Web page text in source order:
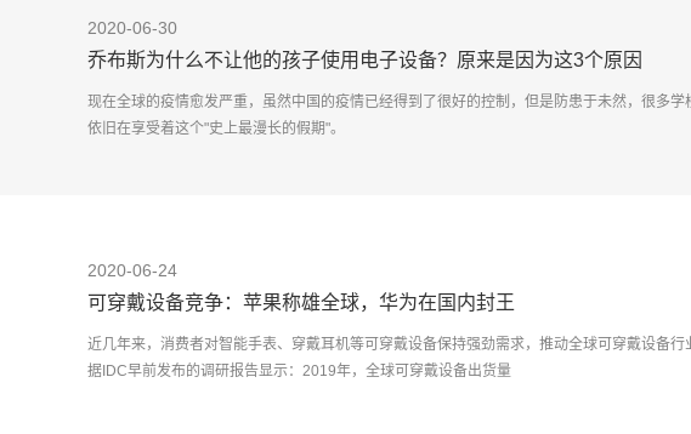
2020-06-30
乔布斯为什么不让他的孩子使用电子设备？原来是因为这3个原因
现在全球的疫情愈发严重，虽然中国的疫情已经得到了很好的控制，但是防患于未然，很多学
依旧在享受着这个"史上最漫长的假期"。
2020-06-24
可穿戴设备竞争：苹果称雄全球，华为在国内封王
近几年来，消费者对智能手表、穿戴耳机等可穿戴设备保持强劲需求，推动全球可穿戴设备
据IDC早前发布的调研报告显示：2019年，全球可穿戴设备出货量